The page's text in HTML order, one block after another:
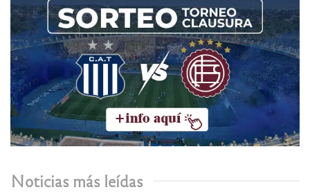
Noticias más leídas